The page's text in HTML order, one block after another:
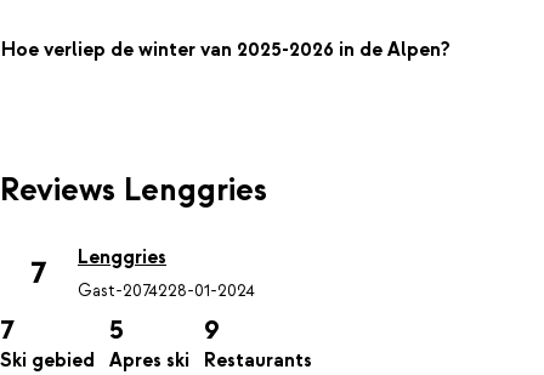
Hoe verliep de winter van 2025-2026 in de Alpen?
Reviews Lenggries
7 Lenggries
Gast-2074228-01-2024
7
Ski gebied
5
Apres ski
9
Restaurants